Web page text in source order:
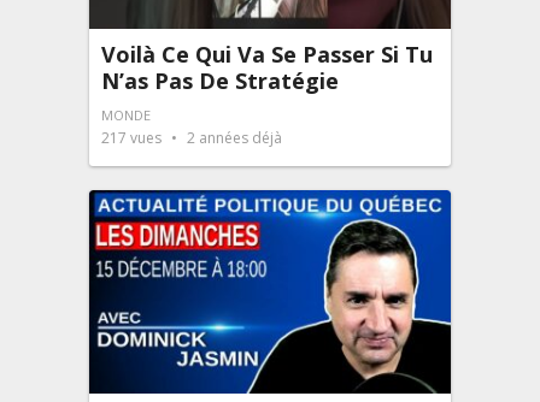
Voilà Ce Qui Va Se Passer Si Tu
N’as Pas De Stratégie
MONDE
217 vues 2 années déjà